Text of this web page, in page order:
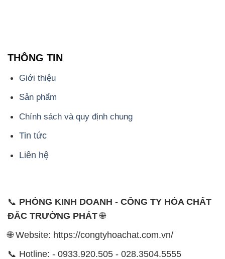
THÔNG TIN
Giới thiệu
Sản phẩm
Chính sách và quy định chung
Tin tức
Liên hệ
📞 PHÒNG KINH DOANH - CÔNG TY HÓA CHẤT
ĐẮC TRƯỜNG PHÁT🌐
🌐 Website: https://congtyhoachat.com.vn/
📞 Hotline: - 0933.920.505 - 028.3504.5555